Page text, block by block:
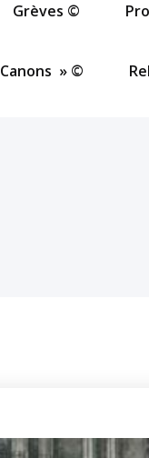
Grèves ©
» ©